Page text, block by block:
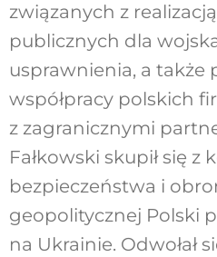
związanych z
publicznych dla
usprawnienia, a także
współpracy polskich
z zagranicznymi
Fałkowski skupił się z
bezpieczeństwa i
geopolitycznej Polski
na Ukrainie. Odwołał